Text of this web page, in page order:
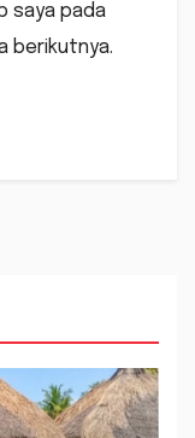
saya pada
berikutnya.